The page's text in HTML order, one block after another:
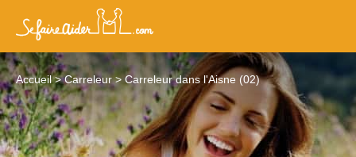
Accueil Carreleur Carreleur dans l'Aisne (02)